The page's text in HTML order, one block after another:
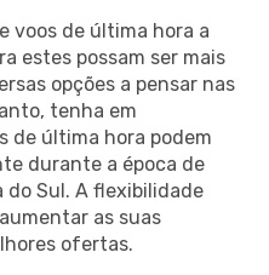
voos de última hora a
estes possam ser mais
opções a pensar nas
tenha em
de última hora podem
durante a época de
do Sul. A flexibilidade
as suas
ofertas.